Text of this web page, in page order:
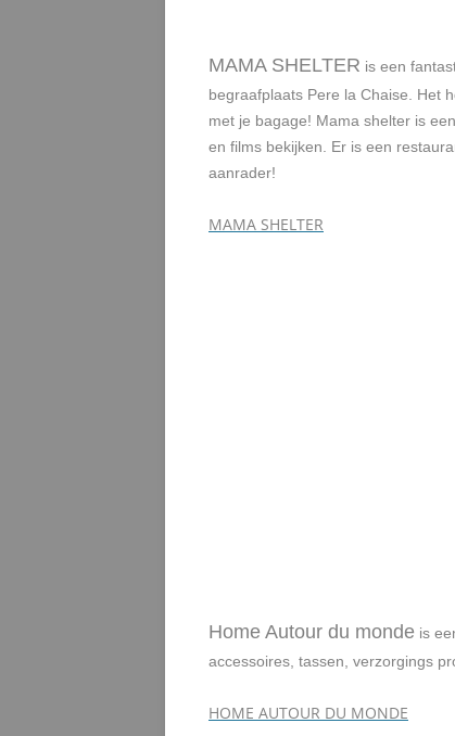
MAMA SHELTER is een
begraafplaats Pere la Chaise. Het
met je bagage! Mama shelter is
en films bekijken. Er is een
aanrader!
MAMA SHELTER
Home Autour du monde is
accessoires, tassen, verzorgings
HOME AUTOUR DU MONDE